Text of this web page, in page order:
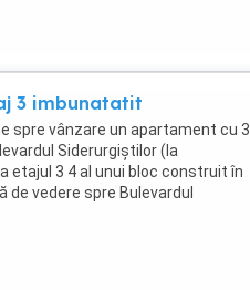
3 imbunatatit
spre vânzare un apartament cu 3
Siderurgiștilor (la
etajul 3 4 al unui bloc construit în
vedere spre Bulevardul